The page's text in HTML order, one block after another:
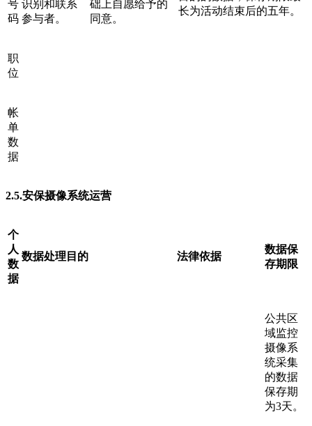
识别和联系
参与者。
础上自愿给予的
同意。
长为活动结束后的五年。
号
码
职
位
帐
单
数
据
2.5.安保摄像系统运营
个
人
数
据
数据处理目的 法律依据
数据保
存期限
公共区
域监控
摄像系
统采集
的数据
保存期
为3天。